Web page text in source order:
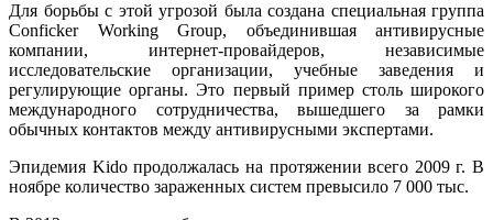
Для борьбы с этой угрозой была создана специальная группа
Conficker Working Group, объединившая антивирусные
компании, интернет-провайдеров, независимые
исследовательские организации, учебные заведения и
регулирующие органы. Это первый пример столь широкого
международного сотрудничества, вышедшего за рамки
обычных контактов между антивирусными экспертами.
Эпидемия Kido продолжалась на протяжении всего 2009 г. В
ноябре количество зараженных систем превысило 7 000 тыс.